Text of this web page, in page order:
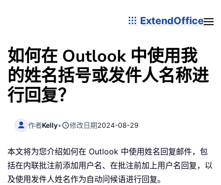
ExtendOffice
如何在 Outlook 中使用我
的姓名括号或发件人名称进
行回复？
作者Kelly• 修改日期2024-08-29
本文将为您介绍如何在 Outlook 中使用姓名回复邮件，包
括在内联批注前添加用户名、在批注前加上用户名回复，以
及使用发件人姓名作为自动问候语进行回复。